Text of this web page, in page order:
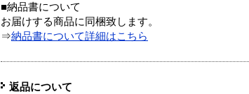
■納品書について
お届けする商品に同梱致します。
⇒納品書について詳細はこちら
返品について